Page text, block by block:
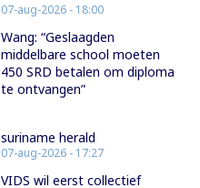
07-aug-2026 - 18:00
Wang: “Geslaagden
middelbare school moeten
450 SRD betalen om diploma
te ontvangen”
suriname herald
07-aug-2026 - 17:27
VIDS wil eerst collectief